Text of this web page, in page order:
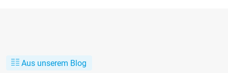
Aus unserem Blog